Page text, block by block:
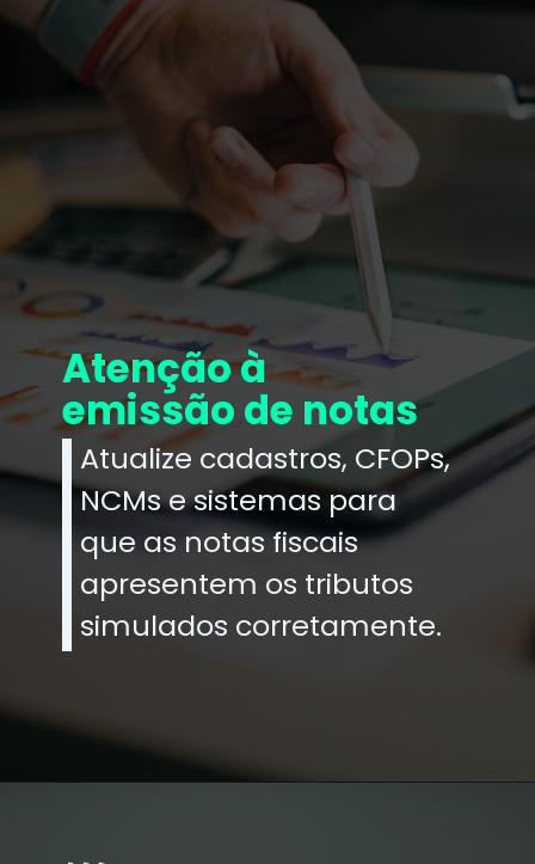
Atenção à
emissão de notas
Atualize cadastros, CFOPs,
NCMs e sistemas para
que as notas fiscais
apresentem os tributos
simulados corretamente.